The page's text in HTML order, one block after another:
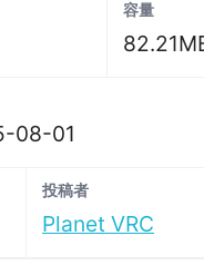
容量
08-01
投稿者
Planet VRC